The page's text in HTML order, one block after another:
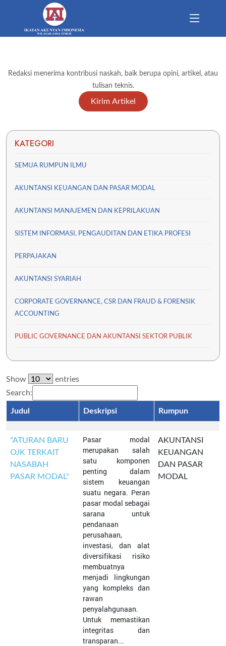
Redaksi menerima kontribusi naskah, baik berupa opini, artikel, atau
tulisan teknis.
Kirim Artikel
KATEGORI
SEMUA RUMPUN ILMU
AKUNTANSI KEUANGAN DAN PASAR MODAL
AKUNTANSI MANAJEMEN DAN KEPRILAKUAN
SISTEM INFORMASI, PENGAUDITAN DAN ETIKA PROFESI
PERPAJAKAN
AKUNTANSI SYARIAH
CORPORATE GOVERNANCE, CSR DAN FRAUD & FORENSIK
ACCOUNTING
PUBLIC GOVERNANCE DAN AKUNTANSI SEKTOR PUBLIK
Show
entries
Search:
Judul Deskripsi Rumpun
"ATURAN BARU
OJK TERKAIT
NASABAH
PASAR MODAL"
Pasar modal
merupakan salah
satu komponen
penting dalam
sistem keuangan
suatu negara. Peran
pasar modal sebagai
sarana untuk
pendanaan
perusahaan,
investasi, dan alat
diversifikasi risiko
membuatnya
menjadi lingkungan
yang kompleks dan
rawan
penyalahgunaan.
Untuk memastikan
integritas dan
transparan...
AKUNTANSI
KEUANGAN
DAN PASAR
MODAL